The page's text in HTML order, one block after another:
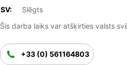
SV:
Slēgts
Šis darba laiks var atšķirties valsts
+33 (0) 561164803